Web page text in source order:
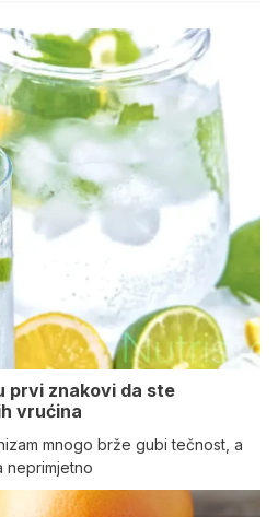
prvi znakovi da ste
vrućina
mnogo brže gubi tečnost, a
neprimjetno